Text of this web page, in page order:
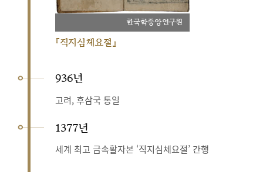
한국학중앙연구원
『직지심체요절』
936년
고려, 후삼국 통일
1377년
세계 최고 금속활자본 ‘직지심체요절’ 간행